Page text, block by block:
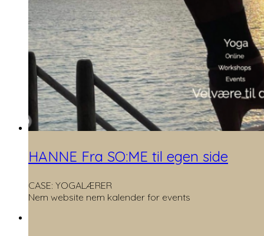
HANNE Fra SO:ME til egen side
CASE: YOGALÆRER
Nem website nem kalender for events